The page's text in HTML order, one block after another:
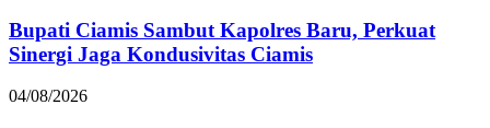
Bupati Ciamis Sambut Kapolres Baru, Perkuat
Sinergi Jaga Kondusivitas Ciamis
04/08/2026